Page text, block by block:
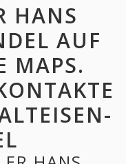
HANS
AUF
MAPS.